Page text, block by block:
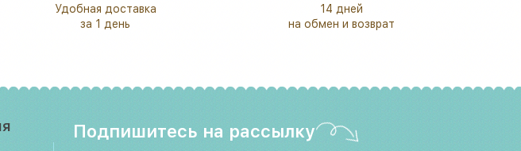
Удобная доставка
за 1 день
14 дней
на обмен и возврат
Подпишитесь на рассылку